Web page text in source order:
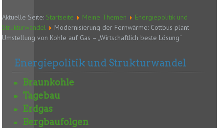
Aktuelle Seite: Startseite Meine Themen
Energiepolitik und
Strukturwandel
Modernisierung der Fernwärme: Cottbus plant
Umstellung von Kohle auf Gas – „Wirtschaftlich beste Lösung“
Energiepolitik und Strukturwandel
Braunkohle
Tagebau
Erdgas
Bergbaufolgen